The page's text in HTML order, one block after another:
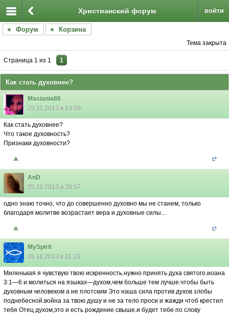
войти
Христианский форум
Форум Корзина
Тема закрыта
Страница 1 из 1 1
Как стать духовнее?
Masiania86
25.11.2013 в 13:59
Как стать духовнее?
Что такое духовность?
Признаки духовности?
AnD
25.11.2013 в 20:57
одно знаю точно, что до совершенно духовно мы не станем, только
благодаря молитве возрастает вера и духовные силы...
MySpirit
26.11.2013 в 11:23
Миленькая я чувствую твою искренность.нужно принять духа святого.иоана
3:1—6 и молиться на языках—духом,чем больше тем лучше.чтобы быть
духовным человеком а не плотским Это наша сила против духов злобы
поднебесной.война за твою душу и не за тело.проси и жажди чтоб крестил
тебя Отец духом,это и есть рождение свыше.и будет тебе по слову